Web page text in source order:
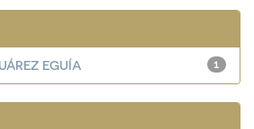
1
EGUÍA